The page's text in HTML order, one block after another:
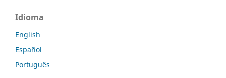
Idioma
English
Español
Português